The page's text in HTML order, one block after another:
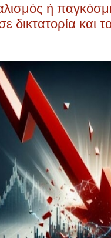
ή
δικτατορία και